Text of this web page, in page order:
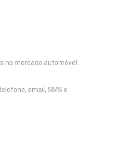
mercado automóvel .
email, SMS e